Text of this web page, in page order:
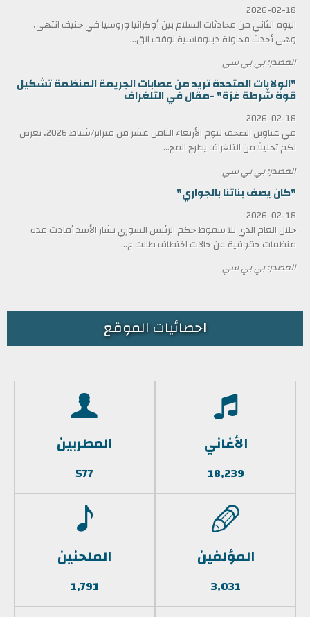
2026-02-18
اليوم الثاني من محادثات السلام بين أوكرانيا وروسيا في جنيف انتهى،
وهي أحدث محاولة دبلوماسية لوقف الق...
المصدر: بي بي سي
"الولايات المتحدة تريد من عصابات الجريمة المنظمة تشكيل
قوة شرطة غزة" -مقال في التلغراف
2026-02-18
في عناوين الصحف ليوم الأربعاء الثامن عشر من فبراير/شباط 2026، نعرض
لكم تحليلاً من التلغراف يطرح المخ...
المصدر: بي بي سي
"كان يصف بناتنا بالجواري"
2026-02-18
خلال العام الذي تلا سقوط حكم الرئيس السوري بشار الأسد أفادت عدة
منظمات حقوقية عن حالات اختطاف طالت ع...
المصدر: بي بي سي
احصائيات الموقع
الأغاني
18,239
المطربين
577
المؤلفين
3,031
الملحنين
1,791